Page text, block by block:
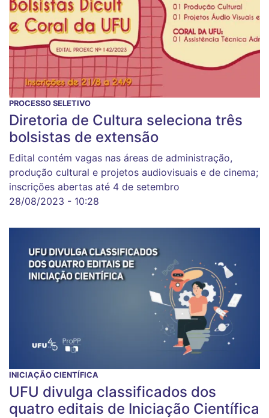
PROCESSO SELETIVO
Diretoria de Cultura seleciona três
bolsistas de extensão
Edital contém vagas nas áreas de administração,
produção cultural e projetos audiovisuais e de cinema;
inscrições abertas até 4 de setembro
28/08/2023 - 10:28
INICIAÇÃO CIENTÍFICA
UFU divulga classificados dos
quatro editais de Iniciação Científica